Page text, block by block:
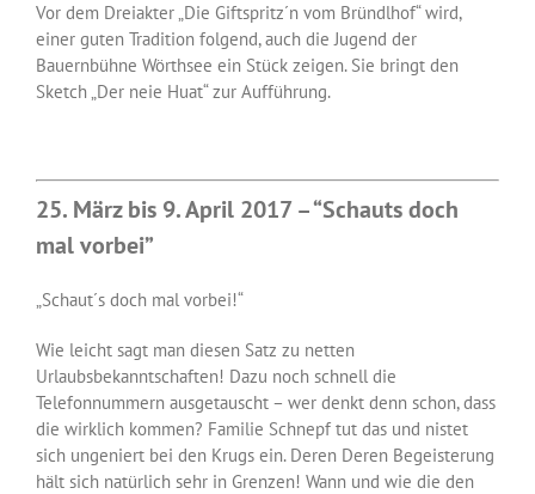
Vor dem Dreiakter „Die Giftspritz´n vom Bründlhof“ wird,
einer guten Tradition folgend, auch die Jugend der
Bauernbühne Wörthsee ein Stück zeigen. Sie bringt den
Sketch „Der neie Huat“ zur Aufführung.
25. März bis 9. April 2017 – “Schauts doch
mal vorbei”
„Schaut´s doch mal vorbei!“
Wie leicht sagt man diesen Satz zu netten
Urlaubsbekanntschaften! Dazu noch schnell die
Telefonnummern ausgetauscht – wer denkt denn schon, dass
die wirklich kommen? Familie Schnepf tut das und nistet
sich ungeniert bei den Krugs ein. Deren Deren Begeisterung
hält sich natürlich sehr in Grenzen! Wann und wie die den